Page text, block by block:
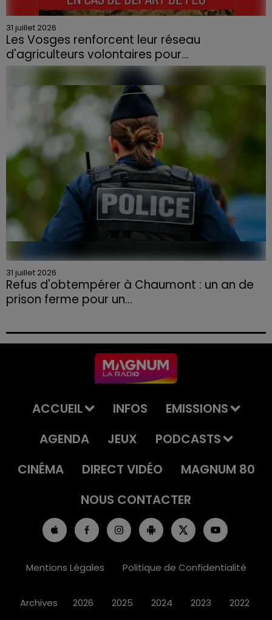
31 juillet 2026
Les Vosges renforcent leur réseau
d'agriculteurs volontaires pour...
Face à la sécheresse et aux risques de départs de feu,
la Chambre d'agriculture des Vosges a lancé un appel
aux agriculteurs volontaires pour venir en aide...
31 juillet 2026
Refus d'obtempérer à Chaumont : un an de
prison ferme pour un...
permis et la confiscation de son véhicule.
ACCUEIL INFOS
EMISSIONS
AGENDA
JEUX
PODCASTS
CINÉMA
DIRECT VIDÉO
MAGNUM 80
NOUS CONTACTER
Mentions Légales Politique de Confidentialité
Archives 2026 2025 2024 2023 2022